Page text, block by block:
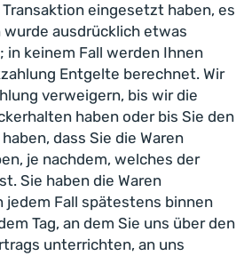
eingesetzt haben, es
ausdrücklich etwas
in keinem Fall werden Ihnen
Entgelte berechnet. Wir
verweigern, bis wir die
haben oder bis Sie den
dass Sie die Waren
je nachdem, welches der
Sie haben die Waren
jedem Fall spätestens binnen
Tag, an dem Sie uns über den
unterrichten, an uns